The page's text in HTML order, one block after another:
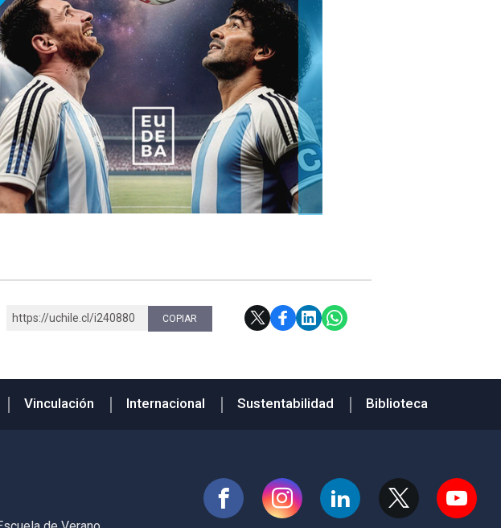
https://uchile.cl/i240880 COPIAR
Vinculación Internacional Sustentabilidad Biblioteca